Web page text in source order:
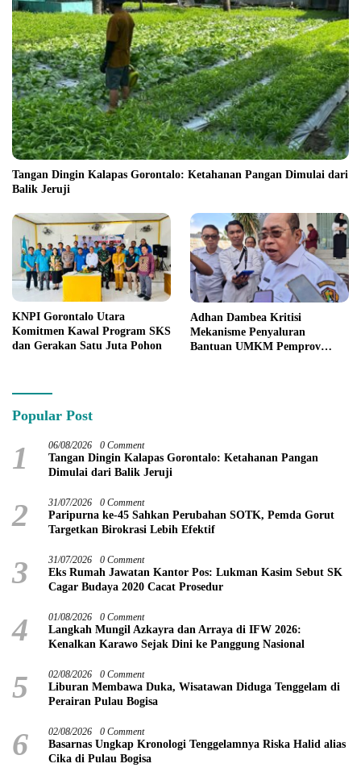
Tangan Dingin Kalapas Gorontalo: Ketahanan Pangan Dimulai dari
Balik Jeruji
KNPI Gorontalo Utara
Komitmen Kawal Program SKS
dan Gerakan Satu Juta Pohon
Adhan Dambea Kritisi
Mekanisme Penyaluran
Bantuan UMKM Pemprov
Popular Post
1 06/08/2026 0 Comment
Tangan Dingin Kalapas Gorontalo: Ketahanan Pangan
Dimulai dari Balik Jeruji
2 31/07/2026 0 Comment
Paripurna ke-45 Sahkan Perubahan SOTK, Pemda Gorut
Targetkan Birokrasi Lebih Efektif
3 31/07/2026 0 Comment
Eks Rumah Jawatan Kantor Pos: Lukman Kasim Sebut SK
Cagar Budaya 2020 Cacat Prosedur
4 01/08/2026 0 Comment
Langkah Mungil Azkayra dan Arraya di IFW 2026:
Kenalkan Karawo Sejak Dini ke Panggung Nasional
5 02/08/2026 0 Comment
Liburan Membawa Duka, Wisatawan Diduga Tenggelam di
Perairan Pulau Bogisa
6 02/08/2026 0 Comment
Basarnas Ungkap Kronologi Tenggelamnya Riska Halid alias
Cika di Pulau Bogisa